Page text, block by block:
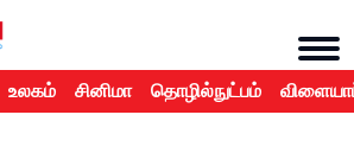
உலகம் சினிமா தொழில்நுட்பம்